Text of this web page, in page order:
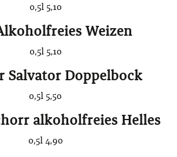
0,5l 5,10
Weizen
0,5l 5,10
Salvator Doppelbock
0,5l 5,50
alkoholfreies Helles
0,5l 4,90